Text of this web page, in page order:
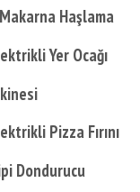
Haşlama
Yer Ocağı
Pizza Fırını
Dondurucu